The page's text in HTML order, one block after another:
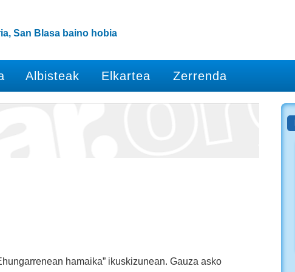
San Blasa baino hobia
Albisteak Elkartea Zerrenda
hamaika” ikuskizunean. Gauza asko